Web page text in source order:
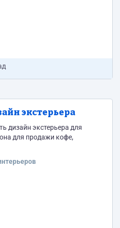
логотипа-это вывеска.
будет выполнен в
в приложении). Нужно
экстерьера
дизайн экстерьера для
для продажи кофе,